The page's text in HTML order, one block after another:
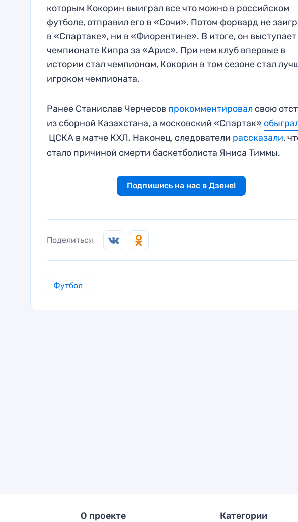
которым Кокорин выиграл все что можно в российском
футболе, отправил его в «Сочи». Потом форвард не
в «Спартаке», ни в «Фиорентине». В итоге, он выступает
чемпионате Кипра за «Арис». При нем клуб впервые в
истории стал чемпионом, Кокорин в том сезоне стал
игроком чемпионата.
Ранее Станислав Черчесов прокомментировал свою
из сборной Казахстана, а московский «Спартак»
ЦСКА в матче КХЛ. Наконец, следователи рассказали,
стало причиной смерти баскетболиста Яниса Тиммы.
Подпишись на нас в Дзене!
Поделиться
Футбол
О проекте Категории